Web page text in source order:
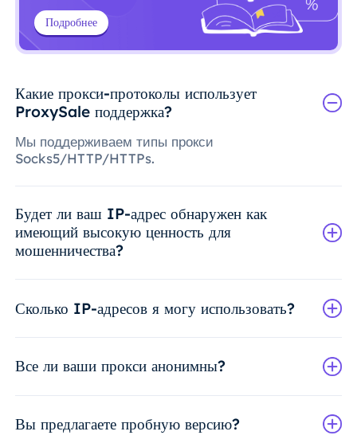
Подробнее
Какие прокси-протоколы использует
ProxySale поддержка?
Мы поддерживаем типы прокси
Socks5/HTTP/HTTPs.
Будет ли ваш IP-адрес обнаружен как
имеющий высокую ценность для
мошенничества?
Сколько IP-адресов я могу использовать?
Все ли ваши прокси анонимны?
Вы предлагаете пробную версию?